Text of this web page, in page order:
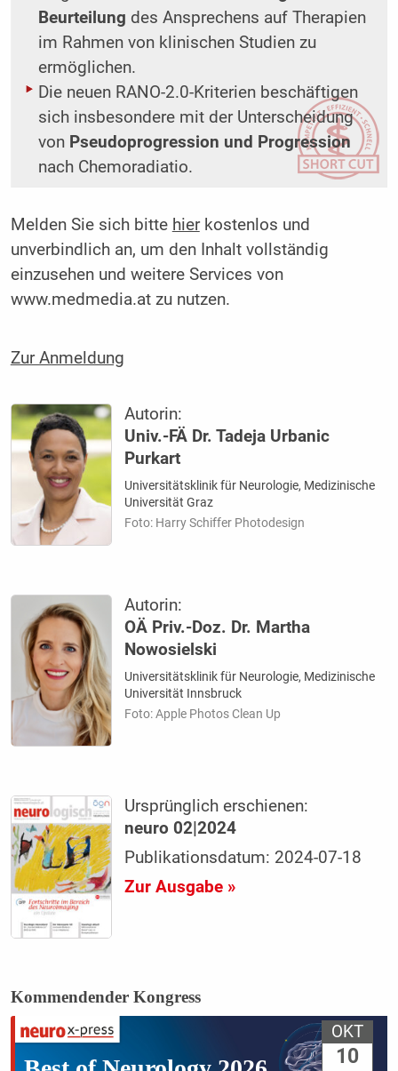
Beurteilung des Ansprechens auf Therapien
im Rahmen von klinischen Studien zu
ermöglichen.
Die neuen RANO-2.0-Kriterien beschäftigen
sich insbesondere mit der Unterscheidung
von Pseudoprogression und Progression
nach Chemoradiatio.
Melden Sie sich bitte hierkostenlos und
unverbindlich an, um den Inhalt vollständig
einzusehen und weitere Services von
www.medmedia.at zu nutzen.
Zur Anmeldung
Autorin:
Univ.-FÄ Dr. Tadeja Urbanic
Purkart
Universitätsklinik für Neurologie, Medizinische
Universität Graz
Foto: Harry Schiffer Photodesign
Autorin:
OÄ Priv.-Doz. Dr. Martha
Nowosielski
Universitätsklinik für Neurologie, Medizinische
Universität Innsbruck
Foto: Apple Photos Clean Up
Ursprünglich erschienen:
neuro 02|2024
Publikationsdatum: 2024-07-18
Zur Ausgabe »
Kommendender Kongress
OKT
10